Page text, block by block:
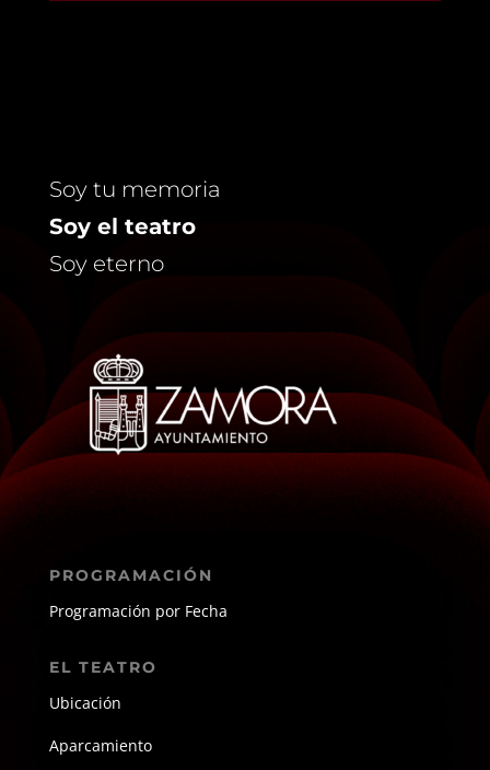
Soy tu memoria
Soy el teatro
Soy eterno
PROGRAMACIÓN
Programación por Fecha
EL TEATRO
Ubicación
Aparcamiento